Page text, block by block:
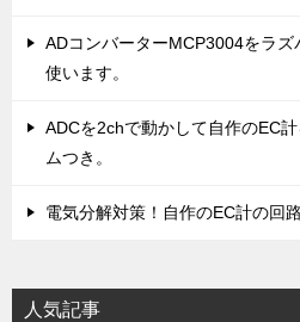
ADコンバーターMCP3004をラ
使います。
ADCを2chで動かして自作のEC
ムつき。
電気分解対策！自作のEC計の回路
人気記事